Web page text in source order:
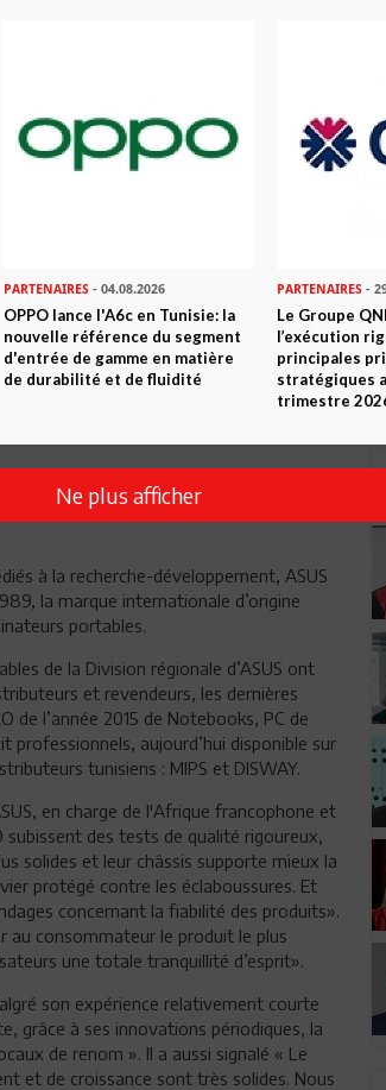
à la recherche-développement, ASUS
la marque internationale d’origine
portables.
de la Division régionale d’ASUS ont
et revendeurs, les dernières
l’année 2015 de Notebooks, PC de
aujourd’hui disponible sur
tunisiens : MIPS et DISWAY.
en charge de l'Afrique francophone et
subissent des tests de qualité rigoureux,
solides et leur châssis supporte mieux la
protégé contre les éclaboussures. Et
concernant la fiabilité des produits».
au consommateur le produit le plus
une totale tranquillité d’esprit».
son expérience relativement courte
grâce à ses innovations périodiques, la
de renom ». Il a aussi signalé « Le
et de croissance sont très solides. Nous
PARTENAIRES - 04.08.2026
OPPO lance l'A6c en Tunisie: la
nouvelle référence du segment
d'entrée de gamme en matière
de durabilité et de fluidité
PARTENAIRES-
Le Groupe
l’exécution
principales
stratégiques
trimestre
Ne plus afficher